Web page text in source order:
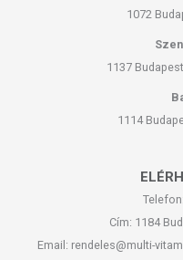
1072
1137
1114
Telefon:
Cím: 1184
Email: rendeles@multi-